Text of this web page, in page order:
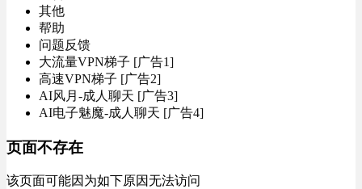
其他
帮助
问题反馈
大流量VPN梯子 [广告1]
高速VPN梯子 [广告2]
AI风月-成人聊天 [广告3]
AI电子魅魔-成人聊天 [广告4]
页面不存在
该页面可能因为如下原因无法访问